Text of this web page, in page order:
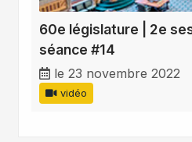
60e législature | 2e
séance #14
le 23 novembre 2022
vidéo